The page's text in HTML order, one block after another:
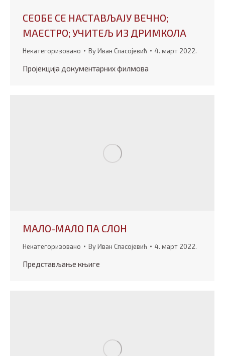
СЕОБЕ СЕ НАСТАВЉАЈУ ВЕЧНО;
МАЕСТРО; УЧИТЕЉ ИЗ ДРИМКОЛА
Некатегоризовано ByИван Спасојевић 4. март 2022.
Пројекција документарних филмова
МАЛО-МАЛО ПА СЛОН
Некатегоризовано ByИван Спасојевић 4. март 2022.
Представљање књиге